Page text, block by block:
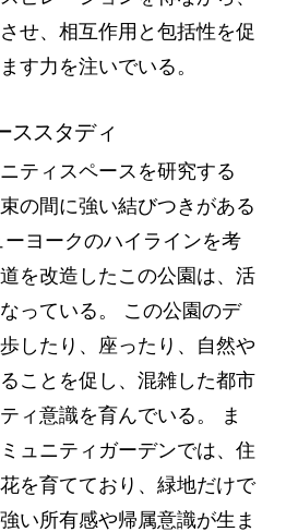
せ、相互作用と包括性を促
す力を注いでいる。
ススタディ
ティスペースを研究する
の間に強い結びつきがある
ヨークのハイラインを考
を改造したこの公園は、活
っている。 この公園のデ
したり、座ったり、自然や
ことを促し、混雑した都市
ィ意識を育んでいる。 ま
ュニティガーデンでは、住
を育てており、緑地だけで
い所有感や帰属意識が生ま